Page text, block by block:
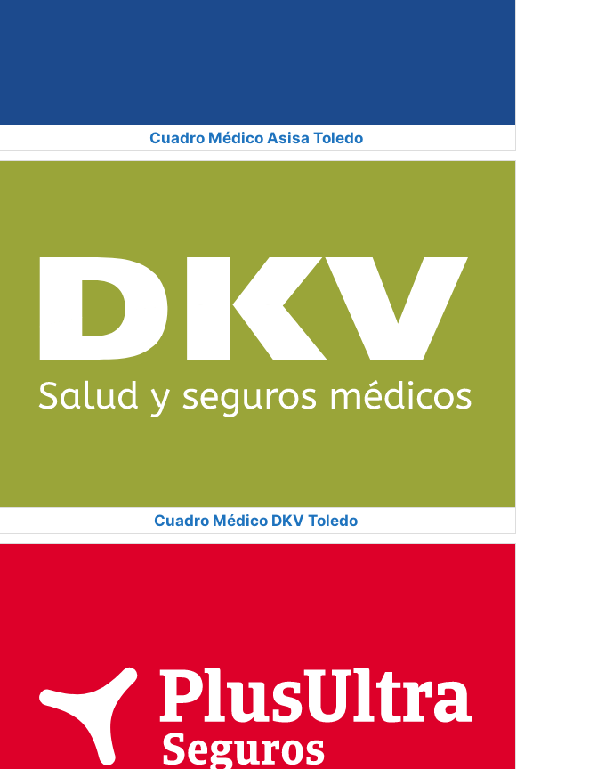
Cuadro Médico Asisa Toledo
Cuadro Médico DKV Toledo